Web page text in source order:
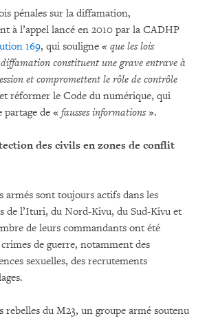
pénales sur la diffamation,
à l’appel lancé en 2010 par la CADHP
169, qui souligne « que les lois
constituent une grave entrave à
et compromettent le rôle de contrôle
réformer le Code du numérique, qui
partage de « fausses informations».
des civils en zones de conflit
armés sont toujours actifs dans les
de l’Ituri, du Nord-Kivu, du Sud-Kivu et
de leurs commandants ont été
de guerre, notamment des
sexuelles, des recrutements
rebelles du M23, un groupe armé soutenu